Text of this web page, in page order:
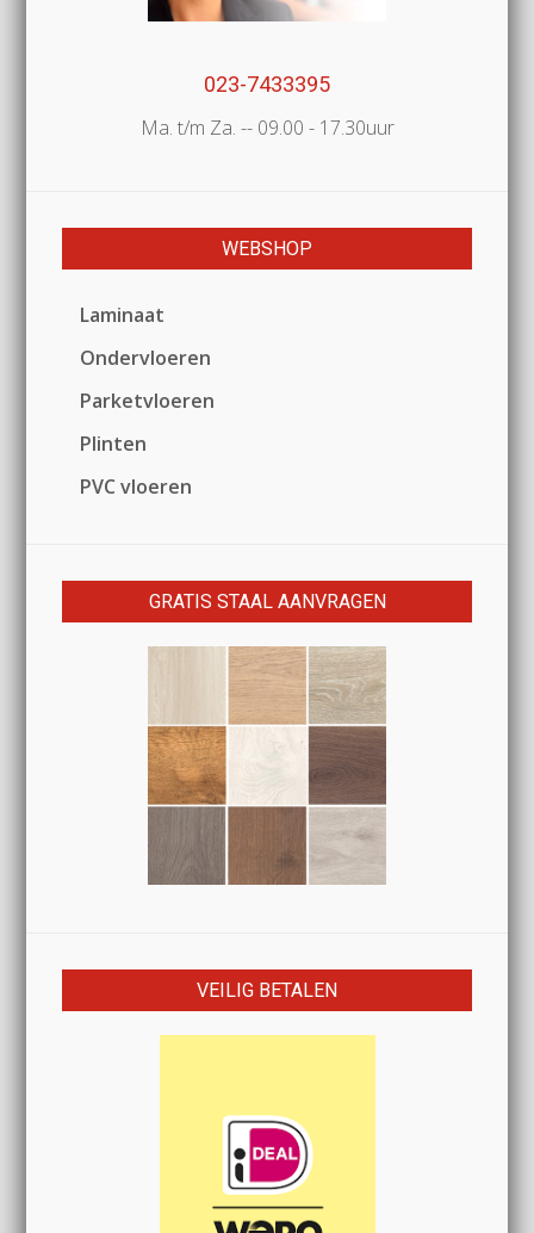
023-7433395
Ma. t/m Za. -- 09.00 - 17.30uur
WEBSHOP
Laminaat
Ondervloeren
Parketvloeren
Plinten
PVC vloeren
GRATIS STAAL AANVRAGEN
VEILIG BETALEN